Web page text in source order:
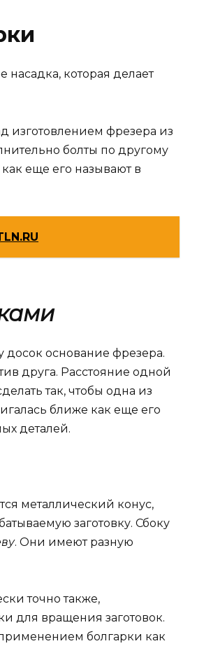
насадка, которая делает
изготовлением фрезера из
болты по другому
еще его называют в
досок основание фрезера.
друга. Расстояние одной
так, чтобы одна из
ближе как еще его
деталей.
металлический конус,
заготовку. Сбоку
. Они имеют разную
точно также,
для вращения заготовок.
болгарки как